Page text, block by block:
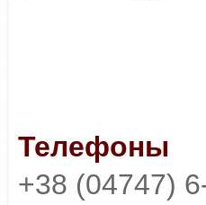
Телефоны
+38 (04747)